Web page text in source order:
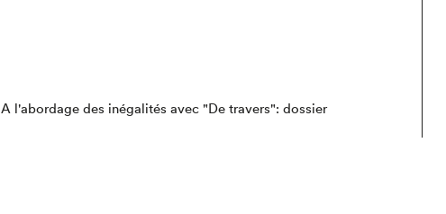
A l'abordage des inégalités avec "De travers": dossier